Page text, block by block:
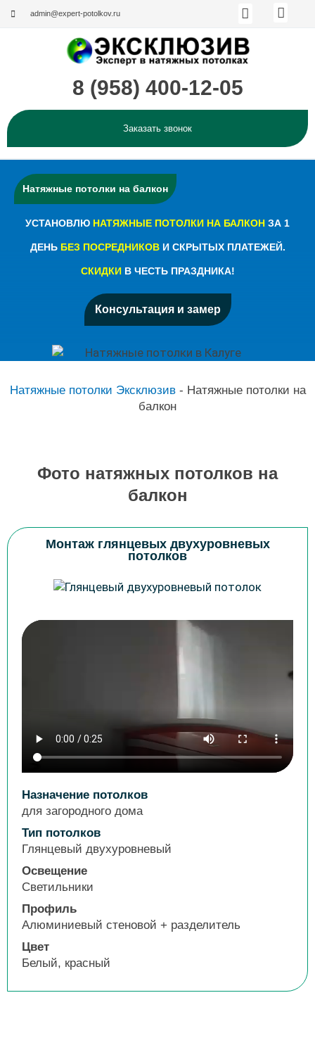
Перейти
содержимому
Меню
admin@expert-potolkov.ru
8 (958) 400-12-05
Заказать звонок
Натяжные потолки на балкон
УСТАНОВЛЮ НАТЯЖНЫЕ ПОТОЛКИ НА БАЛКОН ЗА 1
ДЕНЬ БЕЗ ПОСРЕДНИКОВИ СКРЫТЫХ ПЛАТЕЖЕЙ.
СКИДКИВ ЧЕСТЬ ПРАЗДНИКА!
Консультация и замер
Натяжные потолки Эксклюзив- Натяжные потолки на
балкон
Фото натяжных потолков на
балкон
Монтаж глянцевых двухуровневых
потолков
Назначение потолков
для загородного дома
Тип потолков
Глянцевый двухуровневый
Освещение
Светильники
Профиль
Алюминиевый стеновой + разделитель
Цвет
Белый, красный